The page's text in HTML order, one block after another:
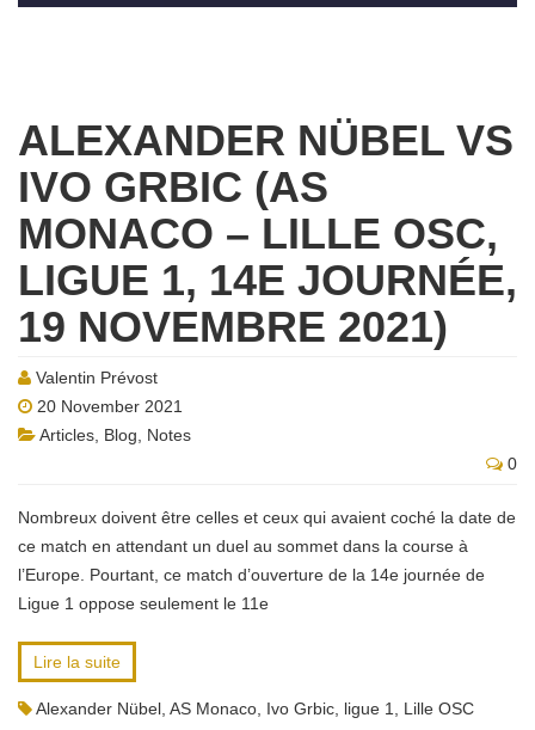
ALEXANDER NÜBEL VS
IVO GRBIC (AS
MONACO – LILLE OSC,
LIGUE 1, 14E JOURNÉE,
19 NOVEMBRE 2021)
Valentin Prévost
20 November 2021
Articles Blog
Notes
0
Nombreux doivent être celles et ceux qui avaient coché la date de
ce match en attendant un duel au sommet dans la course à
l’Europe. Pourtant, ce match d’ouverture de la 14e journée de
Ligue 1 oppose seulement le 11e
Lire la suite
Alexander Nübel AS Monaco Ivo Grbic ligue 1 Lille OSC